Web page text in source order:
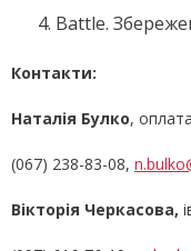
Battle.
Контакти:
Наталія Булко,
(067) 238-83-08,
Вікторія Черкасова,